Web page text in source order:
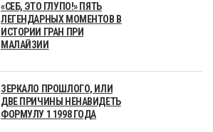
«СЕБ, ЭТО ГЛУПО!» ПЯТЬ
ЛЕГЕНДАРНЫХ МОМЕНТОВ В
ИСТОРИИ ГРАН ПРИ
МАЛАЙЗИИ
ЗЕРКАЛО ПРОШЛОГО, ИЛИ
ДВЕ ПРИЧИНЫ НЕНАВИДЕТЬ
ФОРМУЛУ 1 1998 ГОДА